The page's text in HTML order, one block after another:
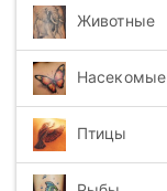
Животные
Насекомые
Птицы